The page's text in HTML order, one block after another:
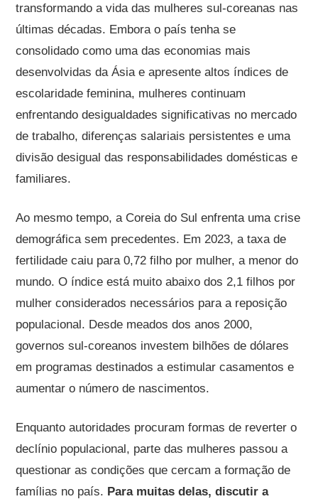
transformando a vida das mulheres sul-coreanas nas
últimas décadas. Embora o país tenha se
consolidado como uma das economias mais
desenvolvidas da Ásia e apresente altos índices de
escolaridade feminina, mulheres continuam
enfrentando desigualdades significativas no mercado
de trabalho, diferenças salariais persistentes e uma
divisão desigual das responsabilidades domésticas e
familiares.
Ao mesmo tempo, a Coreia do Sul enfrenta uma crise
demográfica sem precedentes. Em 2023, a taxa de
fertilidade caiu para 0,72 filho por mulher, a menor do
mundo. O índice está muito abaixo dos 2,1 filhos por
mulher considerados necessários para a reposição
populacional. Desde meados dos anos 2000,
governos sul-coreanos investem bilhões de dólares
em programas destinados a estimular casamentos e
aumentar o número de nascimentos.
Enquanto autoridades procuram formas de reverter o
declínio populacional, parte das mulheres passou a
questionar as condições que cercam a formação de
famílias no país. Para muitas delas, discutir a